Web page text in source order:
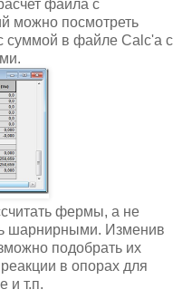
файла с
можно посмотреть
суммой в файле Calc'а с
фермы, а не
шарнирными. Изменив
подобрать их
в опорах для
и т.п.